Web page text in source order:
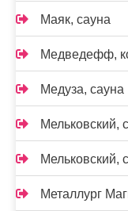
Маяк, сауна
Медведефф,
Медуза, сауна
Мельковский,
Мельковский,
Металлург